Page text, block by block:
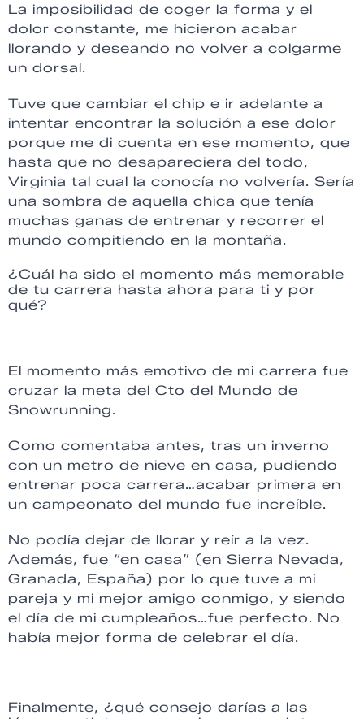
La imposibilidad de coger la forma y el
dolor constante, me hicieron acabar
llorando y deseando no volver a colgarme
un dorsal.
Tuve que cambiar el chip e ir adelante a
intentar encontrar la solución a ese dolor
porque me di cuenta en ese momento, que
hasta que no desapareciera del todo,
Virginia tal cual la conocía no volvería. Sería
una sombra de aquella chica que tenía
muchas ganas de entrenar y recorrer el
mundo compitiendo en la montaña.
¿Cuál ha sido el momento más memorable
de tu carrera hasta ahora para ti y por
qué?
El momento más emotivo de mi carrera fue
cruzar la meta del Cto del Mundo de
Snowrunning.
Como comentaba antes, tras un inverno
con un metro de nieve en casa, pudiendo
entrenar poca carrera…acabar primera en
un campeonato del mundo fue increíble.
No podía dejar de llorar y reír a la vez.
Además, fue “en casa” (en Sierra Nevada,
Granada, España) por lo que tuve a mi
pareja y mi mejor amigo conmigo, y siendo
el día de mi cumpleaños…fue perfecto. No
había mejor forma de celebrar el día.
Finalmente, ¿qué consejo darías a las